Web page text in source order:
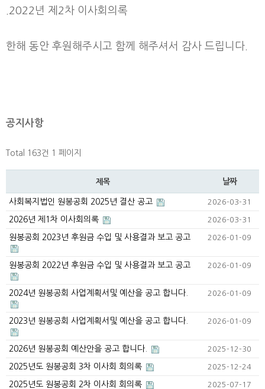
.2022년 제2차 이사회의록
한해 동안 후원해주시고 함께 해주셔서 감사 드립니다.
공지사항
Total 163건 1 페이지
제목 날짜
사회복지법인 원봉공회 2025년 결산 공고 2026-03-31
2026년 제1차 이사회의록 2026-03-31
원봉공회 2023년 후원금 수입 및 사용결과 보고 공고 2026-01-09
원봉공회 2022년 후원금 수입 및 사용결과 보고 공고 2026-01-09
2024년 원봉공회 사업계획서및 예산을 공고 합니다. 2026-01-09
2023년 원봉공회 사업계획서및 예산을 공고 합니다. 2026-01-09
2026년 원봉공회 예산안을 공고 합니다. 2025-12-30
2025년도 원봉공회 3차 이사회 회의록 2025-12-24
2025년도 원봉공회 2차 이사회 회의록 2025-07-17